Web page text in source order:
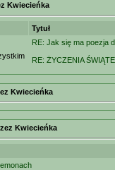
Kwiecieńka
Tytuł
RE: Jak się ma poezja
RE: ŻYCZENIA
Kwiecieńka
Kwiecieńka